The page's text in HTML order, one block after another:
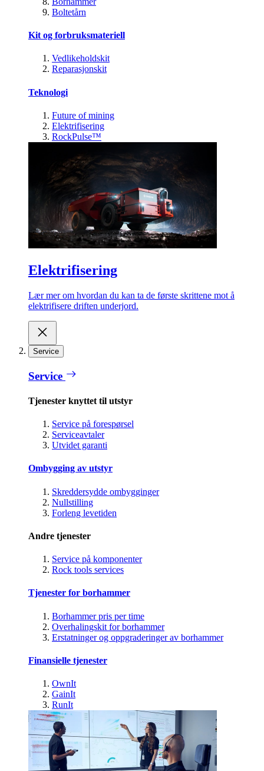
Boltetårn
Kit og forbruksmateriell
Vedlikeholdskit
Reparasjonskit
Teknologi
Future of mining
Elektrifisering
RockPulse™
Elektrifisering
Lær mer om hvordan du kan ta de første skrittene mot å
elektrifisere driften underjord.
Service
Service
Tjenester knyttet til utstyr
Service på forespørsel
Serviceavtaler
Utvidet garanti
Ombygging av utstyr
Skreddersydde ombygginger
Nullstilling
Forleng levetiden
Andre tjenester
Service på komponenter
Rock tools services
Tjenester for borhammer
Borhammer pris per time
Overhalingskit for borhammer
Erstatninger og oppgraderinger av borhammer
Finansielle tjenester
OwnIt
GainIt
RunIt